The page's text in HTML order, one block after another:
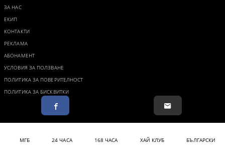
ЗА НАС
ЕКИП
КОНТАКТИ
РЕКЛАМА
АБОНАМЕНТ
УСЛОВИЯ ЗА ПОЛЗВАНЕ
ПОЛИТИКА ЗА ПОВЕРИТЕЛНОСТ
ПОЛИТИКА ЗА БИСКВИТКИ
МГБ 24 ЧАСА 168 ЧАСА ХАЙ КЛУБ
БЪЛГАРСКИ